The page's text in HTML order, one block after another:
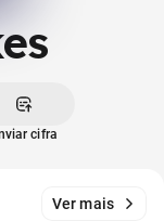
cifra
Ver mais